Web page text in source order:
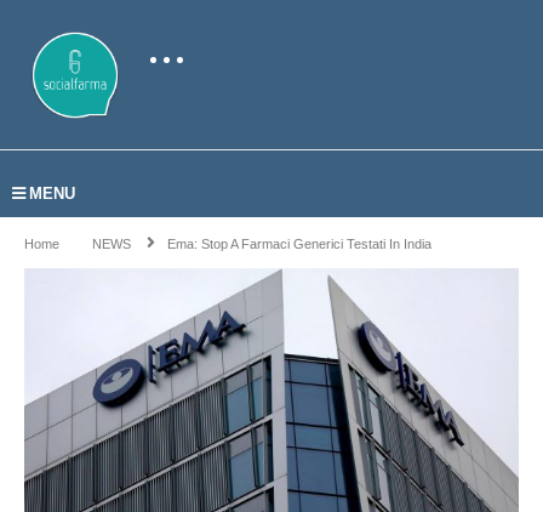
MENU
Home NEWS Ema: Stop A Farmaci Generici Testati In India